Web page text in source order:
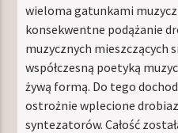
wieloma gatunkami
konsekwentne podążanie
muzycznych mieszczących
współczesną poetyką
żywą formą. Do tego
ostrożnie wplecione
syntezatorów. Całość